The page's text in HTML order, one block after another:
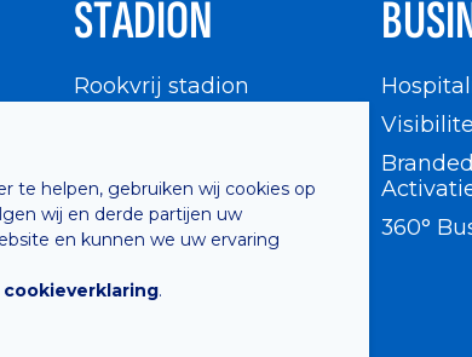
te helpen, gebruiken wij cookies op
wij en derde partijen uw
en kunnen we uw ervaring
cookieverklaring.
STADION
Rookvrij stadion
360°